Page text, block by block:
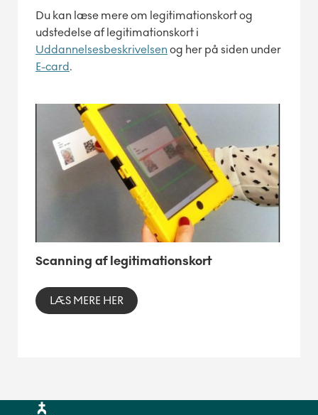
Du kan læse mere om legitimationskort og
udstedelse af legitimationskort i
Uddannelsesbeskrivelsen og her på siden under
E-card.
Scanning af legitimationskort
LÆS MERE HER